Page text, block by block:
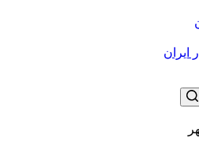
ایران